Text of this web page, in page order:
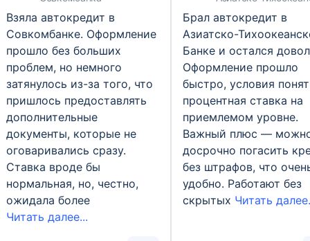
Взяла автокредит в
Совкомбанке. Оформление
прошло без больших
проблем, но немного
затянулось из-за того, что
пришлось предоставлять
дополнительные
документы, которые не
оговаривались сразу.
Ставка вроде бы
нормальная, но, честно,
ожидала более
Читать далее...
Брал автокредит в
Азиатско-
Банке и остался
Оформление прошло
быстро, условия
процентная ставка на
приемлемом уровне.
Важный плюс —
досрочно погасить
без штрафов, что
удобно. Работают без
скрытых Читать